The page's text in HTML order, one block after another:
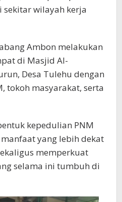
wilayah kerja
Ambon melakukan
di Masjid Al-
Desa Tulehu dengan
tokoh masyarakat, serta
kepedulian PNM
yang lebih dekat
memperkuat
selama ini tumbuh di